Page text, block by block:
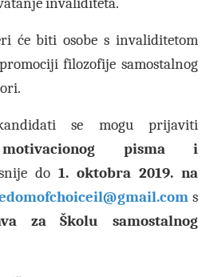
će biti osobe s invaliditetom
filozofije samostalnog
se mogu prijaviti
motivacionog pisma i
do 1. oktobra 2019. na
s
za
Školu samostalnog